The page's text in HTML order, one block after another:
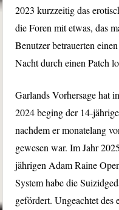
2023 kurzzeitig das
die Foren mit etwas, das
Benutzer betrauerten
Nacht durch einen Patch
Garlands Vorhersage hat
2024 beging der 14-
nachdem er monatelang
gewesen war. Im Jahr
jährigen Adam Raine
System habe die
gefördert. Ungeachtet